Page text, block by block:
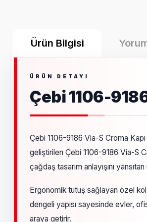
Ürün Bilgisi
Çebi 1106-
Çebi 1106-9186 Via-S Croma
geliştirilen Çebi 1106-9186 Via-S
çağdaş tasarım anlayışını
Ergonomik tutuş sağlayan özel kol
dengeli yapısı sayesinde evler,
araya getirir.